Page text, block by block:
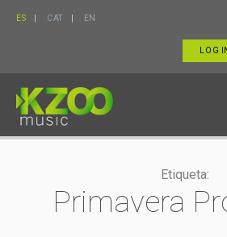
ES CAT EN
LOG
Etiqueta:
Primavera